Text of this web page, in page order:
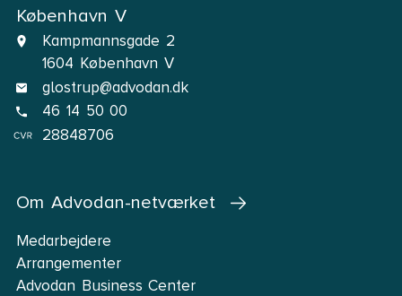
København V
Kampmannsgade 2
1604 København V
glostrup@advodan.dk
46 14 50 00
28848706
Om Advodan-netværket
Medarbejdere
Arrangementer
Advodan Business Center